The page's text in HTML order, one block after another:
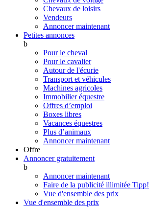
Chevaux de loisirs
Vendeurs
Annoncer maintenant
Petites annonces
b
Pour le cheval
Pour le cavalier
Autour de l'écurie
Transport et véhicules
Machines agricoles
Immobilier équestre
Offres d’emploi
Boxes libres
Vacances équestres
Plus d’animaux
Annoncer maintenant
Offre
Annoncer gratuitement
b
Annoncer maintenant
Faire de la publicité illimitée Tipp!
Vue d'ensemble des prix
Vue d'ensemble des prix